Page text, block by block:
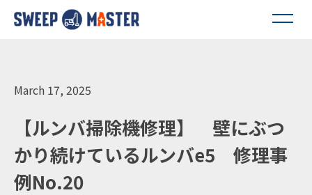
March 17, 2025
【ルンバ掃除機修理】 壁にぶつ
かり続けているルンバe5 修理事
例No.20